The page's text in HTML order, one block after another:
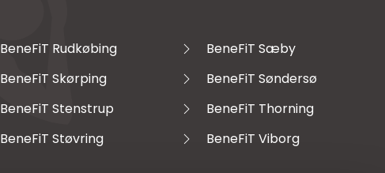
BeneFiT Rudkøbing
BeneFiT Skørping
BeneFiT Stenstrup
BeneFiT Støvring
BeneFiT Sæby
BeneFiT Søndersø
BeneFiT Thorning
BeneFiT Viborg